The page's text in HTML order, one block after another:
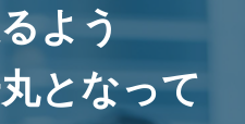
よう
となって